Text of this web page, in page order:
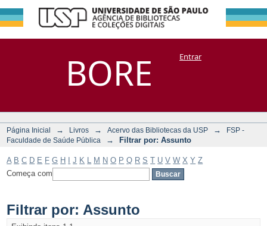
BORE
Filtrar por:
Assunto
DSpace/Manakin + CoriscoEntrar
Página Inicial → Livros → Acervo das Bibliotecas da USP →
FSP -
Faculdade de Saúde Pública
→ Filtrar por: Assunto
A B C D E F G H J K M N O P Q R S T U V W X Y Z
Começa com
Filtrar por: Assunto